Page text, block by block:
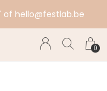
0
en bestel tijdig.